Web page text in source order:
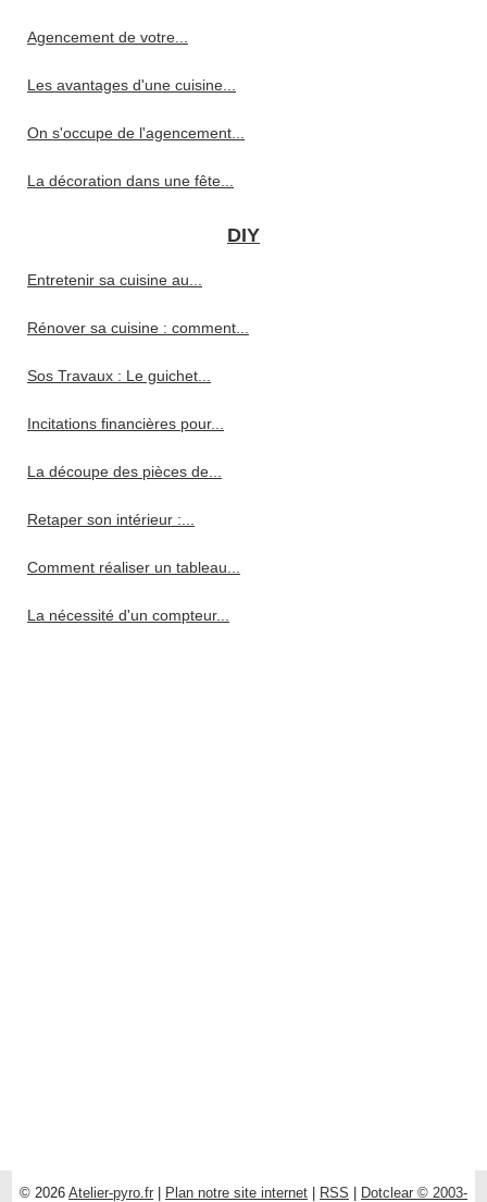
Agencement de votre...
Les avantages d'une cuisine...
On s'occupe de l'agencement...
La décoration dans une fête...
DIY
Entretenir sa cuisine au...
Rénover sa cuisine : comment...
Sos Travaux : Le guichet...
Incitations financières pour...
La découpe des pièces de...
Retaper son intérieur :...
Comment réaliser un tableau...
La nécessité d'un compteur...
© 2026 Atelier-pyro.fr | Plan notre site internet | RSS | Dotclear © 2003-